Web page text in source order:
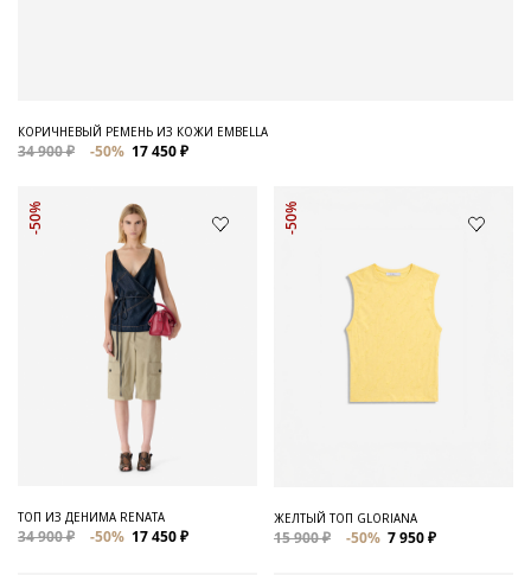
КОРИЧНЕВЫЙ РЕМЕНЬ ИЗ КОЖИ EMBELLA
34 900 ₽ -50% 17 450 ₽
-50%
ТОП ИЗ ДЕНИМА RENATA
34 900 ₽ -50% 17 450 ₽
-50%
ЖЕЛТЫЙ ТОП GLORIANA
15 900 ₽ -50% 7 950 ₽